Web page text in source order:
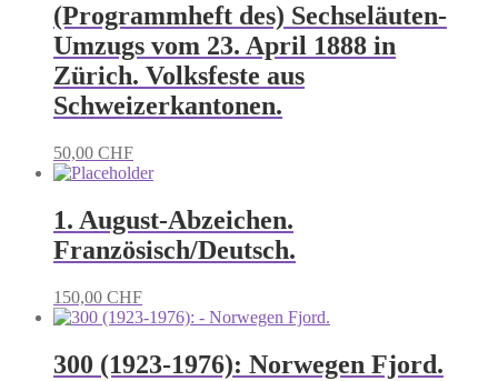
(Programmheft des) Sechseläuten-
Umzugs vom 23. April 1888 in
Zürich. Volksfeste aus
Schweizerkantonen.
50,00 CHF
1. August-Abzeichen.
Französisch/Deutsch.
150,00 CHF
300 (1923-1976): Norwegen Fjord.